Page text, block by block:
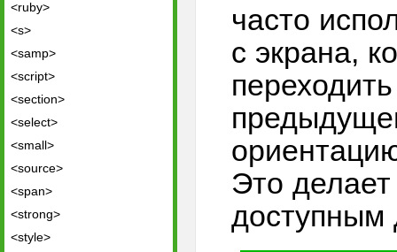
<ruby>
<s>
<samp>
<script>
<section>
<select>
<small>
<source>
<span>
<strong>
<style>
часто
с экрана,
Это
доступным